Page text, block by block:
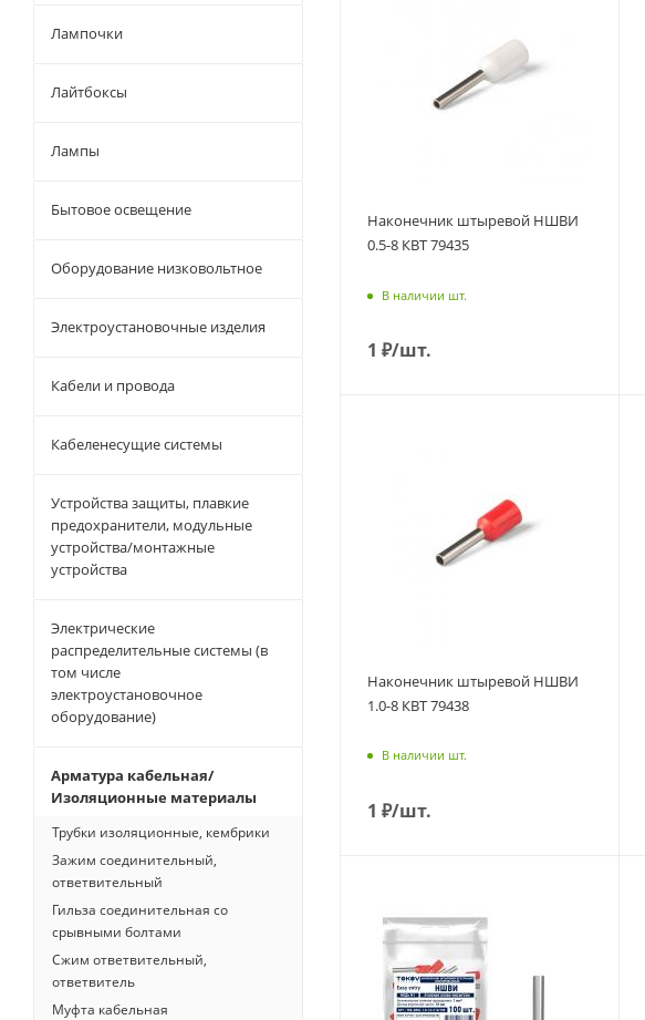
Наконечник штыревой НШВИ
0.5-8 КВТ 79435
В наличии шт.
1 ₽/шт.
Наконечник штыревой НШВИ
1.0-8 КВТ 79438
В наличии шт.
1 ₽/шт.
Лампочки
Лайтбоксы
Лампы
Бытовое освещение
Оборудование низковольтное
Электроустановочные изделия
Кабели и провода
Кабеленесущие системы
Устройства защиты, плавкие
предохранители, модульные
устройства/монтажные
устройства
Электрические
распределительные системы (в
том числе
электроустановочное
оборудование)
Арматура кабельная/
Изоляционные материалы
Трубки изоляционные, кембрики
Зажим соединительный,
ответвительный
Гильза соединительная со
срывными болтами
Сжим ответвительный,
ответвитель
Муфта кабельная